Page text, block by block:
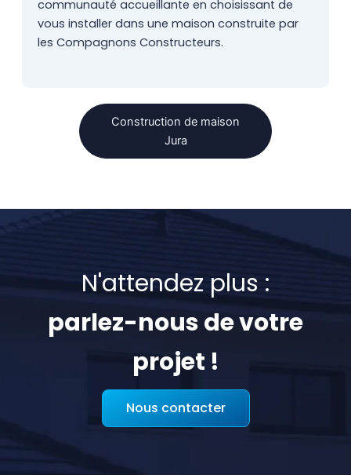
communauté accueillante en choisissant de
vous installer dans une maison construite par
les Compagnons Constructeurs.
Construction de maison
Jura
N'attendez plus :
parlez-nous de votre
projet !
Nous contacter